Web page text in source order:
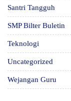
Santri Tangguh
SMP Bilter Buletin
Teknologi
Uncategorized
Wejangan Guru